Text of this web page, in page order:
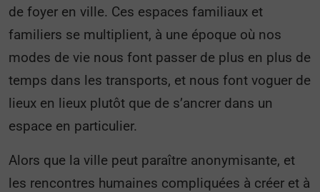
de foyer en ville. Ces espaces familiaux et
familiers se multiplient, à une époque où nos
modes de vie nous font passer de plus en plus de
temps dans les transports, et nous font voguer de
lieux en lieux plutôt que de s’ancrer dans un
espace en particulier.
Alors que la ville peut paraître anonymisante, et
les rencontres humaines compliquées à créer et à